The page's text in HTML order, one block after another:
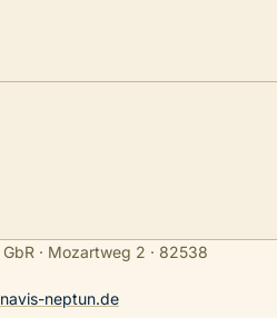
· Mozartweg 2 · 82538
neptun.de